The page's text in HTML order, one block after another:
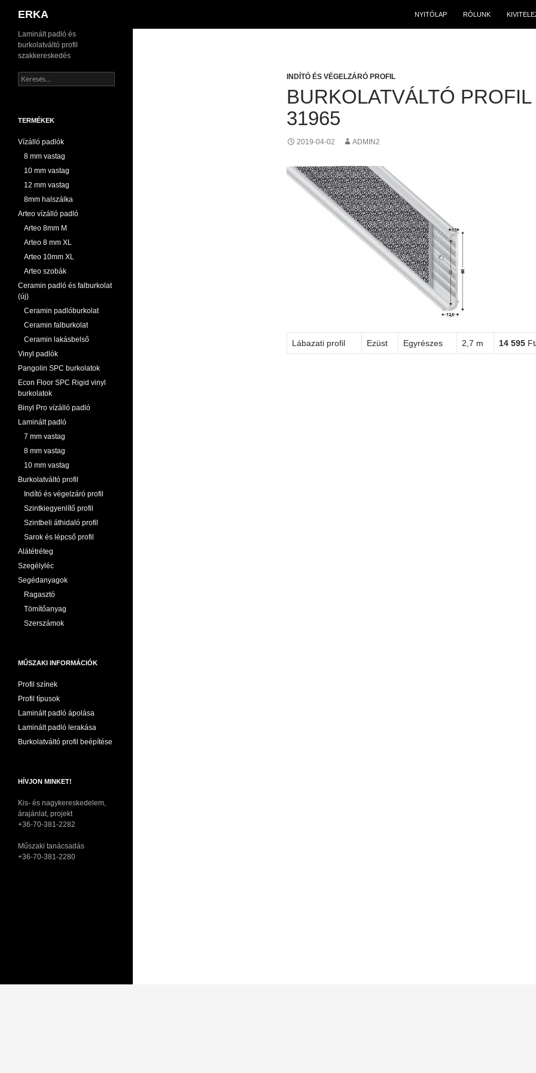
Kilépés
ERKA NYITÓLAP RÓLUNK
INDÍTÓ ÉS VÉGELZÁRÓ PROFIL
BURKOLATVÁLTÓ PROFIL
31965
2019-04-02 ADMIN2
Lábazati profil Ezüst Egyrészes 2,7 m 14 595
Laminált padló és
burkolatváltó profil
szakkereskedés
Keresés:
TERMÉKEK
Vízálló padlók
8 mm vastag
10 mm vastag
12 mm vastag
8mm halszálka
Arteo vízálló padló
Arteo 8mm M
Arteo 8 mm XL
Arteo 10mm XL
Arteo szobák
Ceramin padló és falburkolat
(új)
Ceramin padlóburkolat
Ceramin falburkolat
Ceramin lakásbelső
Vinyl padlók
Pangolin SPC burkolatok
Econ Floor SPC Rigid vinyl
burkolatok
Binyl Pro vízálló padló
Laminált padló
7 mm vastag
8 mm vastag
10 mm vastag
Burkolatváltó profil
Indító és végelzáró profil
Szintkiegyenlítő profil
Szintbeli áthidaló profil
Sarok és lépcső profil
Alátétréteg
Szegélyléc
Segédanyagok
Ragasztó
Tömítőanyag
Szerszámok
MŰSZAKI INFORMÁCIÓK
Profil színek
Profil típusok
Laminált padló ápolása
Laminált padló lerakása
Burkolatváltó profil beépítése
HÍVJON MINKET!
Kis- és nagykereskedelem,
árajánlat, projekt
+36-70-381-2282
Műszaki tanácsadás
+36-70-381-2280